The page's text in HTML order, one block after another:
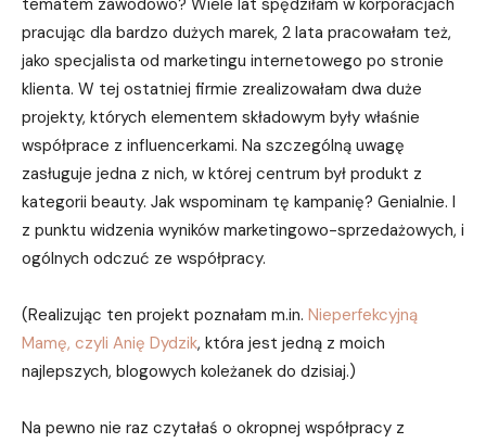
tematem zawodowo? Wiele lat spędziłam w korporacjach
pracując dla bardzo dużych marek, 2 lata pracowałam też,
jako specjalista od marketingu internetowego po stronie
klienta. W tej ostatniej firmie zrealizowałam dwa duże
projekty, których elementem składowym były właśnie
współprace z influencerkami. Na szczególną uwagę
zasługuje jedna z nich, w której centrum był produkt z
kategorii beauty. Jak wspominam tę kampanię? Genialnie. I
z punktu widzenia wyników marketingowo-sprzedażowych, i
ogólnych odczuć ze współpracy.
(Realizując ten projekt poznałam m.in. Nieperfekcyjną
Mamę, czyli Anię Dydzik, która jest jedną z moich
najlepszych, blogowych koleżanek do dzisiaj.)
Na pewno nie raz czytałaś o okropnej współpracy z